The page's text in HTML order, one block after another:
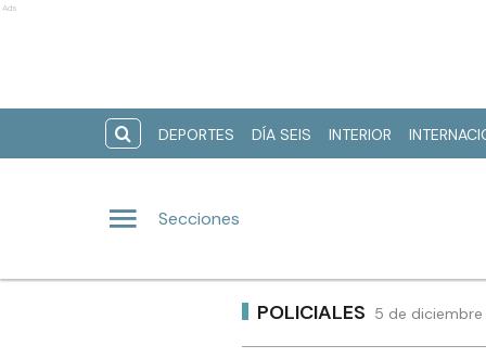
Ads
DEPORTES DÍA SEIS INTERIOR
Secciones
POLICIALES 5 de